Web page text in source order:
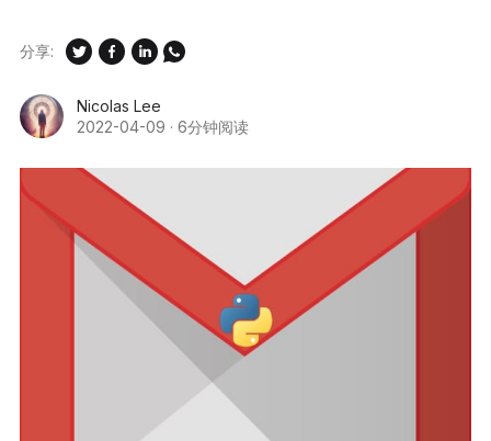
Nicolas Lee
2022-04-09 · 6分钟阅读
分享: